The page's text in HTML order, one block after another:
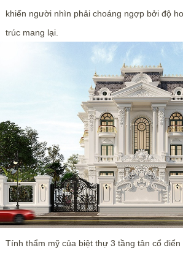
khiến người nhìn phải choáng ngợp bởi độ
trúc mang lại.
Tính thẩm mỹ của biệt thự 3 tầng tân cổ